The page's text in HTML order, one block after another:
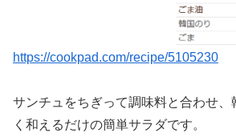
https://cookpad.com/recipe/5105230
サンチュをちぎって調味料と合わせ、
く和えるだけの簡単サラダです。